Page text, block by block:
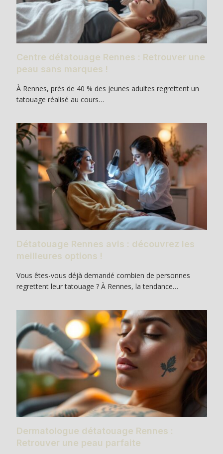
Centre détatouage Rennes : Retrouver une
peau sans marques !
À Rennes, près de 40 % des jeunes adultes regrettent un
tatouage réalisé au cours…
Détatouage Rennes avis : découvrez les
meilleures options !
Vous êtes-vous déjà demandé combien de personnes
regrettent leur tatouage ? À Rennes, la tendance…
Dermatologue détatouage Rennes :
Retrouver une peau parfaite